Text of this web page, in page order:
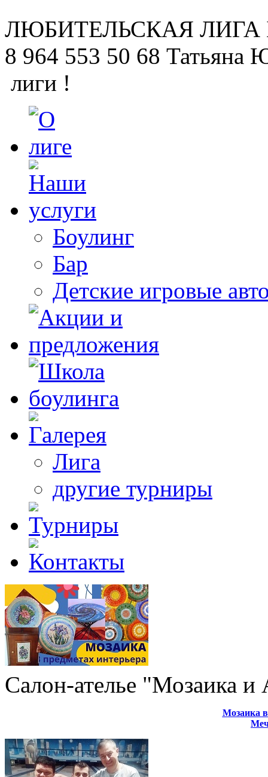
ЛЮБИТЕЛЬСКАЯ ЛИГА
8 964 553 50 68 Татьяна
лиги !
Боулинг
Бар
Детские игровые
Лига
другие турниры
Салон-ателье "Мозаика
Мозаика в